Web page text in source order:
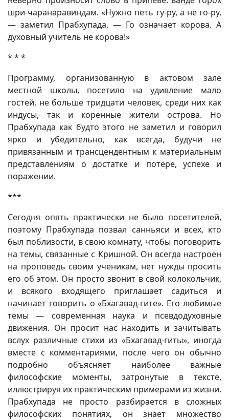
шри-чаранаравиндам. «Нужно петь гу-ру, а не го-ру,
— заметил Прабхупада. — Го означает корова. А
духовный учитель не корова!»
* * *
Программу, организованную в актовом зале
местной школы, посетило на удивление мало
гостей, не больше тридцати человек, среди них как
индусы, так и коренные жители острова. Но
Прабхупада как будто этого не заметил и говорил
ярко и убедительно, как всегда, будучи не
привязанным и трансцендентным к материальным
представлениям о достатке и потере, успехе и
поражении.
***
Сегодня опять практически не было посетителей,
поэтому Прабхупада позвал санньяси и всех, кто
был поблизости, в свою комнату, чтобы поговорить
на темы, связанные с Кришной. Он всегда настроен
на проповедь своим ученикам, нет нужды просить
его об этом. Он просто звонит в свой колокольчик,
и всякого входящего приглашает садиться и
начинает говорить о «Бхагавад-гите». Его любимые
темы — современная наука и псевдодуховные
движения. Он просит нас находить и зачитывать
вслух различные стихи из «Бхагавад-гиты», иногда
вместе с комментариями, после чего он обычно
подробно объясняет наиболее важные
философские моменты, затронутые в тексте,
иллюстрируя их практическим примерами из жизни.
Прабхупада не просто разбирается в сложных
философских понятиях, он знает множество